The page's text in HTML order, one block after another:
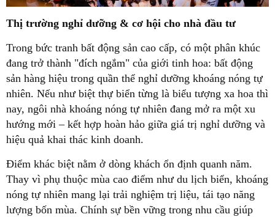
Thị trường nghỉ dưỡng & cơ hội cho nhà đầu tư
Trong bức tranh bất động sản cao cấp, có một phân khúc
đang trở thành "đích ngắm" của giới tinh hoa: bất động
sản hàng hiệu trong quần thể nghỉ dưỡng khoáng nóng tự
nhiên. Nếu như biệt thự biển từng là biểu tượng xa hoa thì
nay, ngôi nhà khoáng nóng tự nhiên đang mở ra một xu
hướng mới – kết hợp hoàn hảo giữa giá trị nghỉ dưỡng và
hiệu quả khai thác kinh doanh.
Điểm khác biệt nằm ở dòng khách ổn định quanh năm.
Thay vì phụ thuộc mùa cao điểm như du lịch biển, khoáng
nóng tự nhiên mang lại trải nghiệm trị liệu, tái tạo năng
lượng bốn mùa. Chính sự bền vững trong nhu cầu giúp